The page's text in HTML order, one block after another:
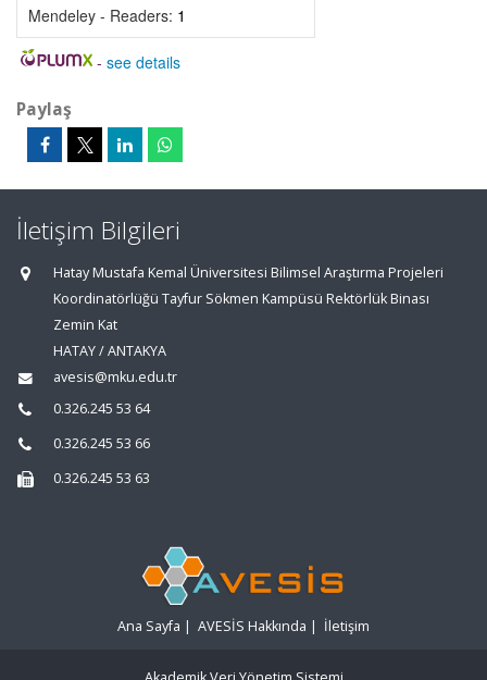
Mendeley - Readers: 1
- see details
Paylaş
İletişim Bilgileri
Hatay Mustafa Kemal Üniversitesi Bilimsel Araştırma Projeleri
Koordinatörlüğü Tayfur Sökmen Kampüsü Rektörlük Binası
Zemin Kat
HATAY / ANTAKYA
avesis@mku.edu.tr
0.326.245 53 64
0.326.245 53 66
0.326.245 53 63
Ana Sayfa | AVESİS Hakkında | İletişim